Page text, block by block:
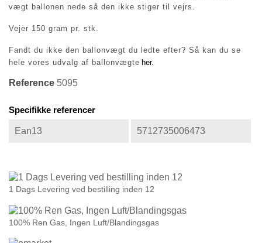
vægt ballonen nede så den ikke stiger til vejrs.
Vejer 150 gram pr. stk.
Fandt du ikke den ballonvægt du ledte efter? Så kan du se
hele vores udvalg af ballonvægte her.
Reference 5095
Specifikke referencer
Ean13 5712735006473
1 Dags Levering ved bestilling inden 12
100% Ren Gas, Ingen Luft/Blandingsgas